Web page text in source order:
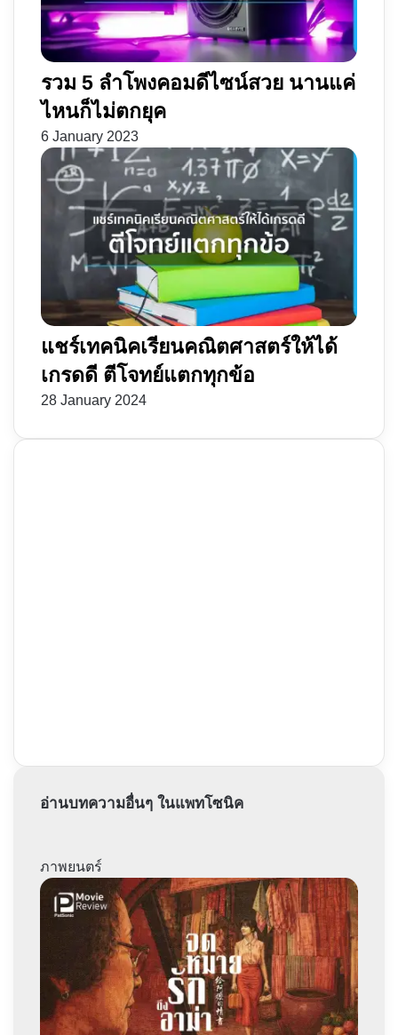
รวม 5 ลำโพงคอมดีไซน์สวย นานแค่
ไหนก็ไม่ตกยุค
6 January 2023
แชร์เทคนิคเรียนคณิตศาสตร์ให้ได้
เกรดดี ตีโจทย์แตกทุกข้อ
28 January 2024
อ่านบทความอื่นๆ ในแพทโซนิค
ภาพยนตร์